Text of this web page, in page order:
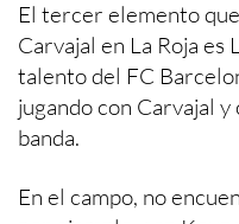
El tercer elemento
Carvajal en La Roja es
talento del FC
jugando con Carvajal
banda.
En el campo, no